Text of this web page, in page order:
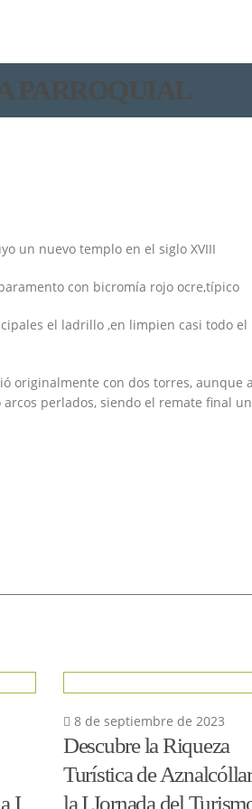
PARROQUIAL
un nuevo templo en el siglo XVIII
con bicromía rojo ocre,típico
el ladrillo ,en limpien casi todo el
originalmente con dos torres, aunque
perlados, siendo el remate final un
I
8 de septiembre de 2023
Descubre la Riqueza
Turística de
la I Jornada del